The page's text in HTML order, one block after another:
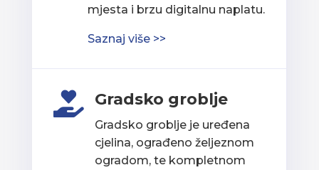
mjesta i brzu digitalnu naplatu.
Saznaj više >>
 Gradsko groblje
Gradsko groblje je uređena
cjelina, ograđeno željeznom
ogradom, te kompletnom